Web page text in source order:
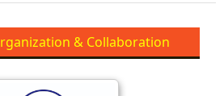
& Collaboration